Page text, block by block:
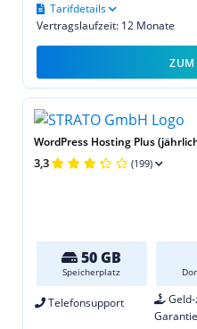
Vertragslaufzeit: 12 Monate
Tarifdetails
ZUM
WordPress Hosting Plus
3,3 (199)
50 GB
Speicherplatz
Telefonsupport
Geld-
Garantie